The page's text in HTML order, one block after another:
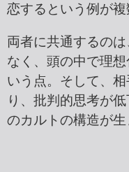
恋するという例が複
両者に共通するの
なく、頭の中で理
いう点。そして、
り、批判的思考が
のカルトの構造が生